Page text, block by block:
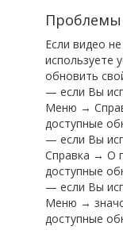
Проблемы
Если видео
используете
обновить
— если Вы
Меню →
доступные
— если Вы
Справка → О
доступные
— если Вы
Меню →
доступные